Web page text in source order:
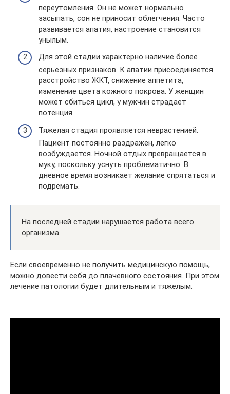
переутомления. Он не может нормально
засыпать, сон не приносит облегчения. Часто
развивается апатия, настроение становится
унылым.
Для этой стадии характерно наличие более
серьезных признаков. К апатии присоединяется
расстройство ЖКТ, снижение аппетита,
изменение цвета кожного покрова. У женщин
может сбиться цикл, у мужчин страдает
потенция.
Тяжелая стадия проявляется неврастенией.
Пациент постоянно раздражен, легко
возбуждается. Ночной отдых превращается в
муку, поскольку уснуть проблематично. В
дневное время возникает желание спрятаться и
подремать.
На последней стадии нарушается работа всего
организма.
Если своевременно не получить медицинскую помощь,
можно довести себя до плачевного состояния. При этом
лечение патологии будет длительным и тяжелым.